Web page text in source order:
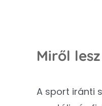
Miről
A sport iránti